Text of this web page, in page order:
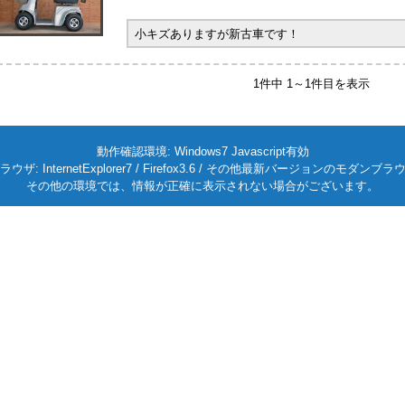
小キズありますが新古車です！
1件中 1～1件目を表示
動作確認環境: Windows7 Javascript有効
ウザ: InternetExplorer7 / Firefox3.6 / その他最新バージョンのモダンブラ
その他の環境では、情報が正確に表示されない場合がございます。